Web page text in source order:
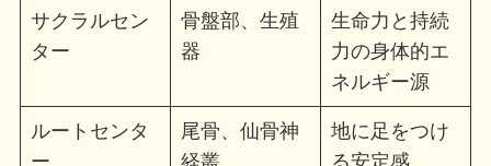
サクラルセン
ター
骨盤部、生殖
器
生命力と持続
力の身体的エ
ネルギー源
ルートセンタ
尾骨、仙骨神
地に足をつけ